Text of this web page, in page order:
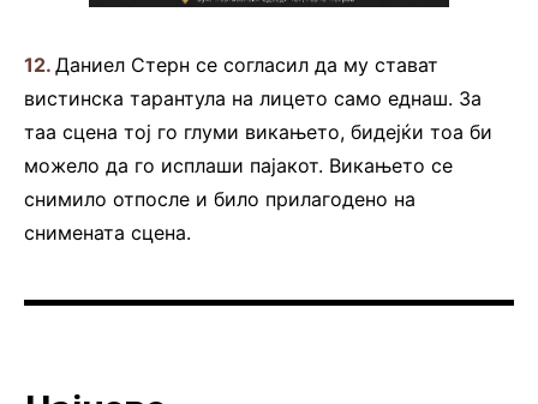
12. Даниел Стерн се согласил да му стават
вистинска тарантула на лицето само еднаш. За
таа сцена тој го глуми викањето, бидејќи тоа би
можело да го исплаши пајакот. Викањето се
снимило отпосле и било прилагодено на
снимената сцена.